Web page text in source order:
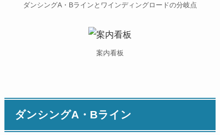
ダンシングA・Bラインとワインディングロードの分岐点
案内看板
ダンシングA・Bライン